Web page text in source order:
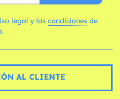
legal y las condiciones
AL CLIENTE